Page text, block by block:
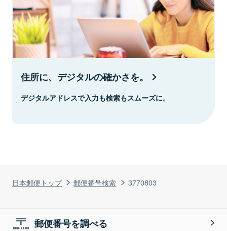
日本郵便トップ 郵便番号検索 3770803
住所に、デジタルの確かさを。
デジタルアドレスで入力も検索もスムーズに。
郵便番号を調べる